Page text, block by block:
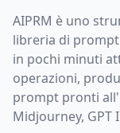
AIPRM è uno
libreria di prompt
in pochi minuti
operazioni,
prompt pronti
Midjourney, GPT